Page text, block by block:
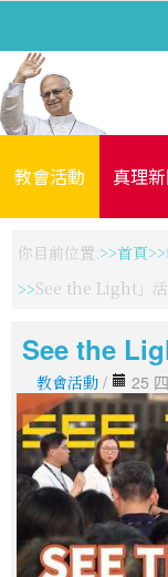
教會活動 真理
你目前位置: 首頁
See the Light」
See the
教會活動 / 25